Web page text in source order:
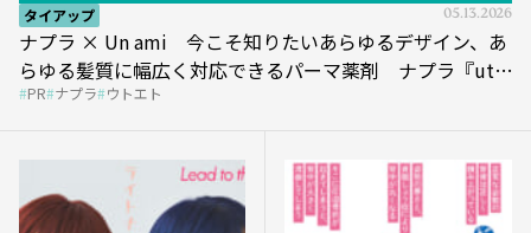
タイアップ 05.13.2026
ナプラ × Un ami 今こそ知りたいあらゆるデザイン、あ
らゆる髪質に幅広く対応できるパーマ薬剤 ナプラ『ut-
et』
PR ナプラ ウトエト